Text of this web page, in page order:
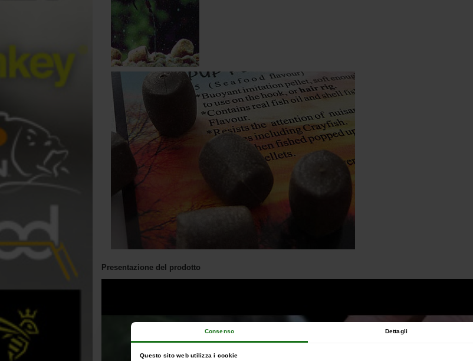
Consenso Dettagli
Questo sito web utilizza i cookie
Presentazione del prodotto